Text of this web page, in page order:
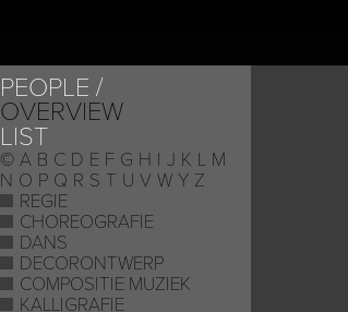
PEOPLE
OVERVIEW
LIST
© A B C D E F G H I J K L M
N O P Q R S T U V W Y Z
REGIE
CHOREOGRAFIE
DANS
DECORONTWERP
COMPOSITIE MUZIEK
KALLIGRAFIE